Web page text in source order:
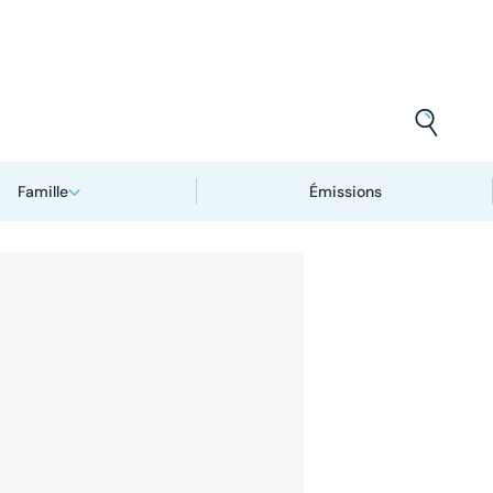
Famille Émissions